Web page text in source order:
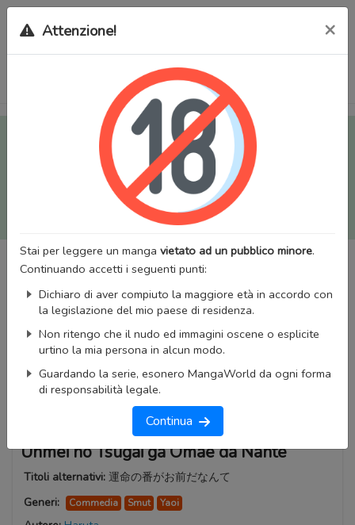
Tutti i Doujinshi e Manga per adulti (+18) sono stati trasferiti
sul nostro nuovo sito (
mangaworldadult.net
); invece, per i
Manga classici, puoi utilizzare
MangaWorld
Potrai effettuare illogincon il tuo account di MangaWorld
tutti i dati sono condivisi tra i due siti,
perderai alcun dato, inclusi bookmarks e premium
Attenzione! ×
Stai per leggere un manga vietato ad un pubblico minore.
Continuando accetti i seguenti punti:
Dichiaro di aver compiuto la maggiore età in accordo con
la legislazione del mio paese di residenza.
Non ritengo che il nudo ed immagini oscene o esplicite
urtino la mia persona in alcun modo.
Guardando la serie, esonero MangaWorld da ogni forma
di responsabilità legale.
Continua
Unmei no Tsugai ga Omae da Nante
Titoli alternativi: 運命の番がお前だなんて
Generi:
Commedia Smut Yaoi